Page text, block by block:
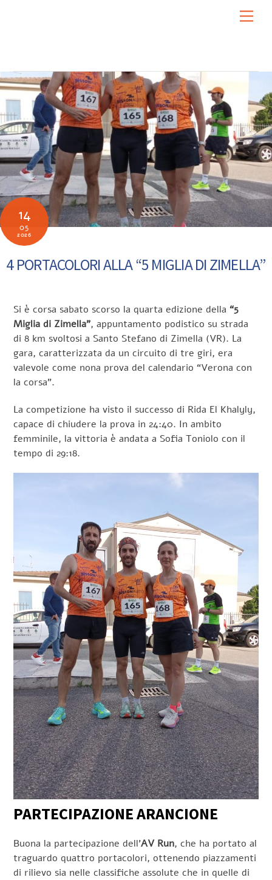
14
05
2026
4 PORTACOLORI ALLA “5 MIGLIA DI ZIMELLA”
Si è corsa sabato scorso la quarta edizione della“5
Miglia di Zimella”, appuntamento podistico su strada
di 8 km svoltosi a Santo Stefano di Zimella (VR). La
gara, caratterizzata da un circuito di tre giri, era
valevole come nona prova del calendario “Verona con
la corsa”.
La competizione ha visto il successo di Rida El Khalyly,
capace di chiudere la prova in 24:40. In ambito
femminile, la vittoria è andata a Sofia Toniolo con il
tempo di 29:18.
PARTECIPAZIONE ARANCIONE
Buona la partecipazione dell’AV Run, che ha portato al
traguardo quattro portacolori, ottenendo piazzamenti
di rilievo sia nelle classifiche assolute che in quelle di